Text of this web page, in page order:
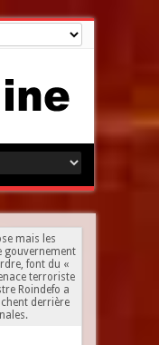
mais les
gouvernement
font du «
terroriste
Roindefo a
derrière